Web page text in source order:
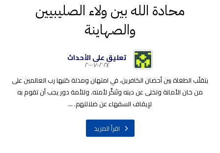
محادة الله بين ولاء الصليبيين
والصهاينة
تعليق على الأحداث
٢٠٢٤-٠٧-٢٠
يتقلّب الطغاة بين أحضان الكافرين، في امتهان ومذلة كتبها رب العالمين على
من خان الأمانة وتخلى عن دينه وتَنكَّر لأمته. وللأمة دور يجب أن تقوم به
لإيقاف السفهاء عن ضلالتهم. ...
اقرأ المزيد